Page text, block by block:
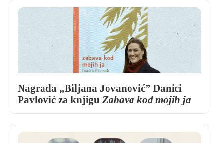
Nagrada „Biljana Jovanović” Danici
Pavlović za knjigu Zabava kod mojih ja